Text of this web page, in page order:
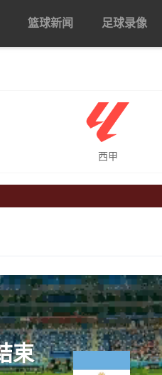
篮球新闻 足球录像
西甲
束